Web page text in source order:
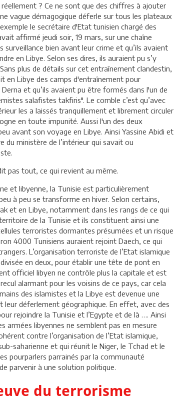
? Ce ne sont que des chiffres à ajouter
vague démagogique déferle sur tous les plateaux
le secrétaire d'Etat tunisien chargé des
affirmé jeudi soir, 19 mars, sur une chaîne
bien avant leur crime et qu’ils avaient
en Libye. Selon ses dires, ils auraient pu s’y
plus de détails sur cet entraînement clandestin,
en Libye des camps d'entraînement pour
et qu’ils avaient pu être formés dans l'un de
salafistes takfiris". Le comble c’est qu’avec
les a laissés tranquillement et librement circuler
en toute impunité. Aussi l'un des deux
avant son voyage en Libye. Ainsi Yassine Abidi et
du ministère de l’intérieur qui savait ou
pas tout, ce qui revient au même.
et libyenne, la Tunisie est particulièrement
à peu se transforme en hiver. Selon certains,
et en Libye, notamment dans les rangs de ce qui
de la Tunisie et ils constituent ainsi une
terroristes dormantes présumées et un risque
4000 Tunisiens auraient rejoint Daech, ce qui
L’organisation terroriste de l’Etat islamique
en deux, pour établir une tête de pont en
officiel libyen ne contrôle plus la capitale et est
alarmant pour les voisins de ce pays, car cela
des islamistes et la Libye est devenue une
déferlement géographique. En effet, avec des
rejoindre la Tunisie et l’Egypte et de là …. Ainsi
armées libyennes ne semblent pas en mesure
contre l’organisation de l’Etat islamique,
saharienne et qui réunit le Niger, le Tchad et le
pourparlers parrainés par la communauté
parvenir à une solution politique.
du terrorisme